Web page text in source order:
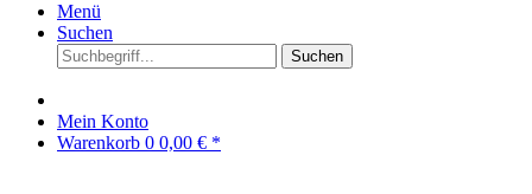
Menü
Suchen
Suchen
Mein Konto
Warenkorb 0 0,00 € *